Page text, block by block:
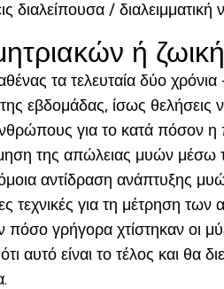
διαλείπουσα / διαλειμματική
ή
τα τελευταία δύο
εβδομάδας, ίσως θελήσεις
για το κατά πόσον
της απώλειας μυών
αντίδραση ανάπτυξης
τεχνικές για τη μέτρηση
γρήγορα χτίστηκαν οι
αυτό είναι το τέλος και